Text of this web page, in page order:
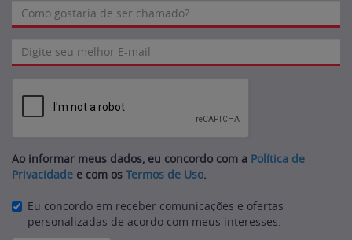
Ao informar meus dados, eu concordo com a Política de
Privacidade e com os Termos de Uso.
Eu concordo em receber comunicações e ofertas
personalizadas de acordo com meus interesses.